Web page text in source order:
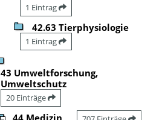
1 Eintrag
42.63 Tierphysiologie
1 Eintrag
43 Umweltforschung,
Umweltschutz
20 Einträge
44 Medizin